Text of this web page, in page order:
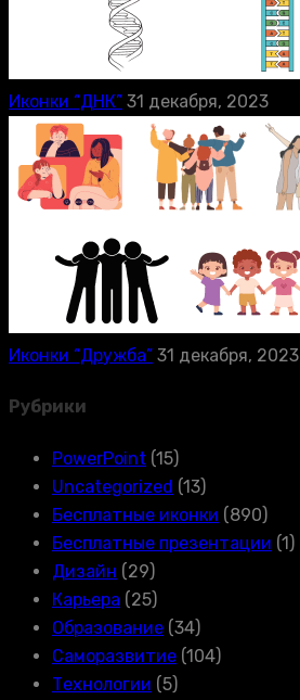
Иконки “ДНК” 31 декабря, 2023
Иконки “Дружба” 31 декабря, 2023
Рубрики
PowerPoint (15)
Uncategorized (13)
Бесплатные иконки (890)
Бесплатные презентации (1)
Дизайн (29)
Карьера (25)
Образование (34)
Саморазвитие (104)
Технологии (5)